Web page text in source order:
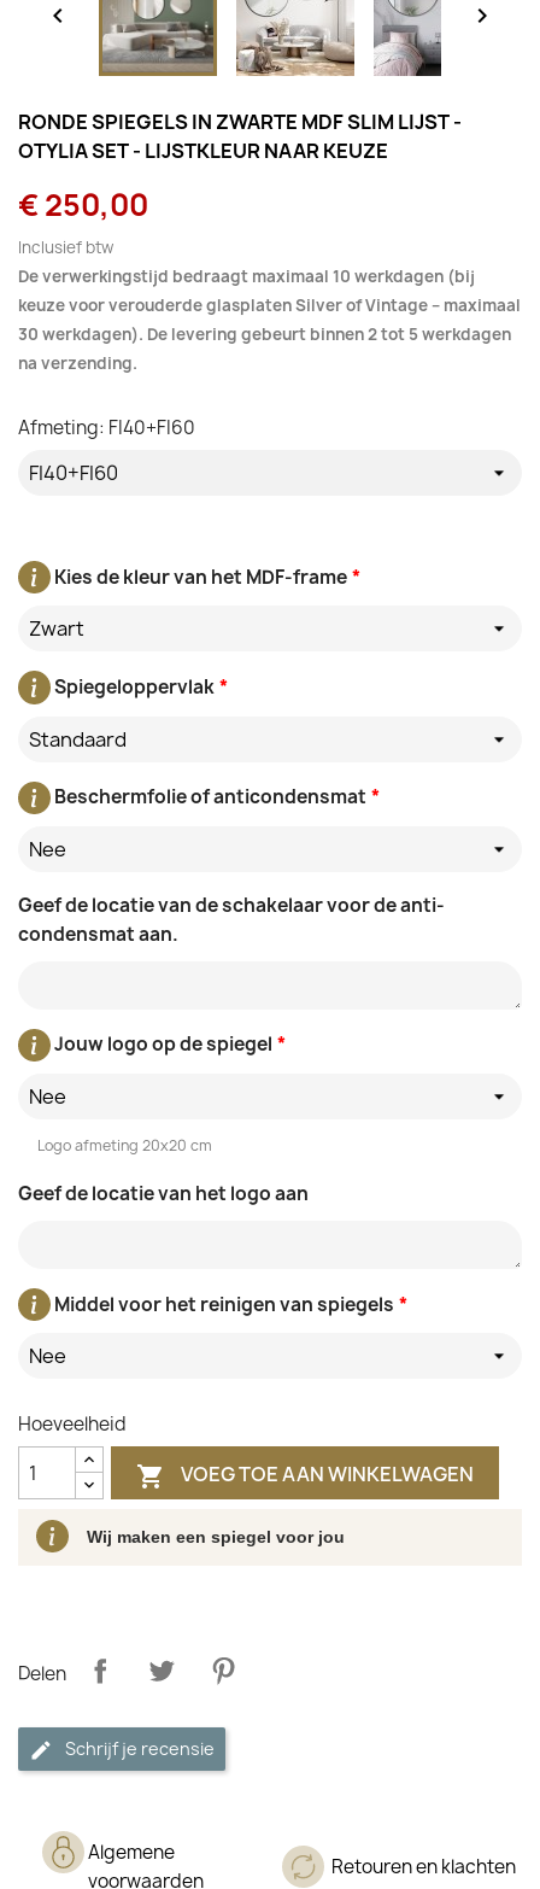
 
RONDE SPIEGELS IN ZWARTE MDF SLIM LIJST -
OTYLIA SET - LIJSTKLEUR NAAR KEUZE
€ 250,00
Inclusief btw
De verwerkingstijd bedraagt maximaal 10 werkdagen (bij
keuze voor verouderde glasplaten Silver of Vintage – maximaal
30 werkdagen). De levering gebeurt binnen 2 tot 5 werkdagen
na verzending.
*
Kies de kleur van het MDF-frame
Zwart
*
Spiegeloppervlak
Standaard
*
Beschermfolie of anticondensmat
Nee
Geef de locatie van de schakelaar voor de anti-
condensmat aan.
*
Jouw logo op de spiegel
Nee
Logo afmeting 20x20 cm
Geef de locatie van het logo aan
*
Middel voor het reinigen van spiegels
Nee
Afmeting: FI40+FI60
Hoeveelheid
 VOEG TOE AAN WINKELWAGEN
Wij maken een spiegel voor jou
Delen
Schrijf je recensie
Algemene
voorwaarden
Retouren en klachten